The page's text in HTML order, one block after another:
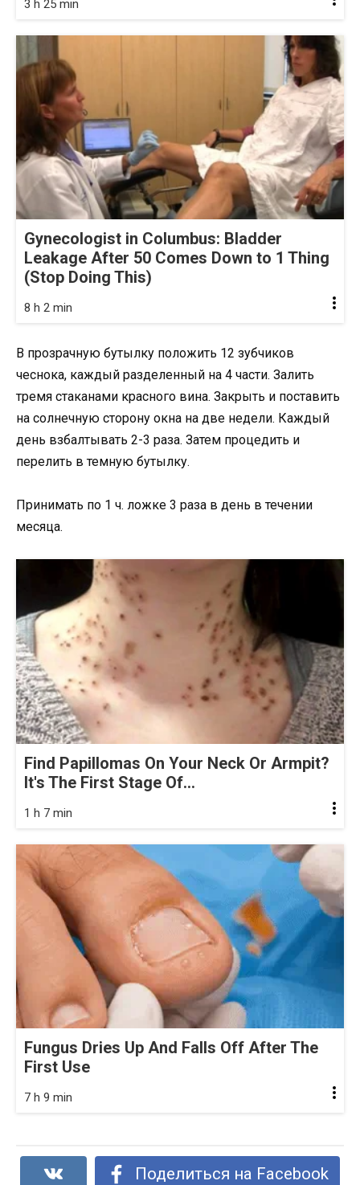
3 h 25 min
Gynecologist in Columbus: Bladder
Leakage After 50 Comes Down to 1 Thing
(Stop Doing This)
8 h 2 min
В прозрачную бутылку положить 12 зубчиков
чеснока, каждый разделенный на 4 части. Залить
тремя стаканами красного вина. Закрыть и поставить
на солнечную сторону окна на две недели. Каждый
день взбалтывать 2-3 раза. Затем процедить и
перелить в темную бутылку.
Принимать по 1 ч. ложке 3 раза в день в течении
месяца.
Find Papillomas On Your Neck Or Armpit?
It's The First Stage Of...
1 h 7 min
Fungus Dries Up And Falls Off After The
First Use
7 h 9 min
Поделиться на Facebook